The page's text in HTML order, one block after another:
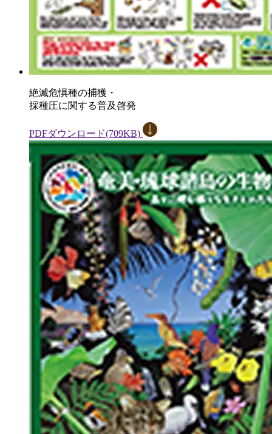
絶滅危惧種の捕獲・
採種圧に関する普及啓発
PDFダウンロード(709KB)